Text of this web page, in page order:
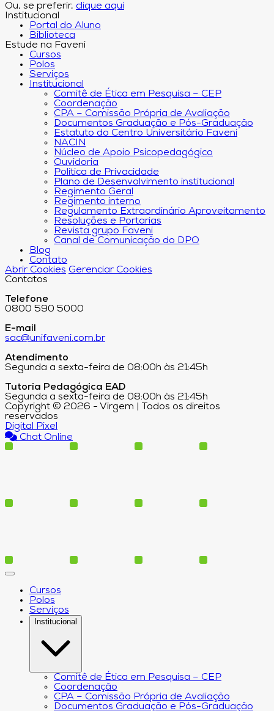
Ou, se preferir, clique aqui
Institucional
Portal do Aluno
Biblioteca
Estude na Faveni
Cursos
Polos
Serviços
Institucional
Comitê de Ética em Pesquisa – CEP
Coordenação
CPA – Comissão Própria de Avaliação
Documentos Graduação e Pós-Graduação
Estatuto do Centro Universitário Faveni
NACIN
Núcleo de Apoio Psicopedagógico
Ouvidoria
Política de Privacidade
Plano de Desenvolvimento institucional
Regimento Geral
Regimento interno
Regulamento Extraordinário Aproveitamento
Resoluções e Portarias
Revista grupo Faveni
Canal de Comunicação do DPO
Blog
Contato
Abrir Cookies Gerenciar Cookies
Contatos
Telefone
0800 590 5000
E-mail
sac@unifaveni.com.br
Atendimento
Segunda a sexta-feira de 08:00h às 21:45h
Tutoria Pedagógica EAD
Segunda a sexta-feira de 08:00h às 21:45h
Copyright © 2026 - Virgem | Todos os direitos
reservados
Digital Pixel
Chat Online
Cursos
Polos
Serviços
Institucional
Comitê de Ética em Pesquisa – CEP
Coordenação
CPA – Comissão Própria de Avaliação
Documentos Graduação e Pós-Graduação